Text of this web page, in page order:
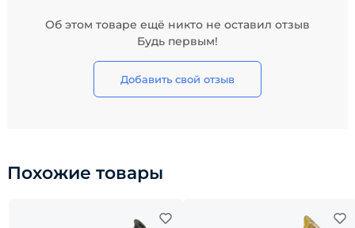
Об этом товаре ещё никто не оставил отзыв
Будь первым!
Добавить свой отзыв
Похожие товары